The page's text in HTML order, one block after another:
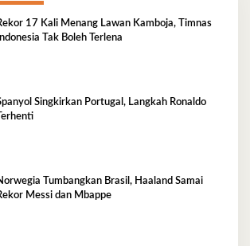
17 Kali Menang Lawan Kamboja, Timnas
Indonesia Tak Boleh Terlena
Singkirkan Portugal, Langkah Ronaldo
Terhenti
Tumbangkan Brasil, Haaland Samai
Messi dan Mbappe